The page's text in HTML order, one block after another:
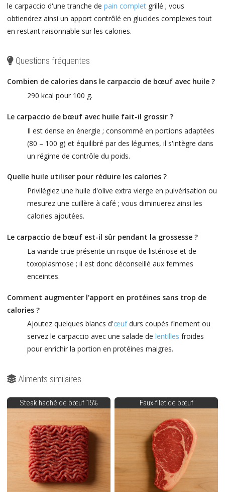
le carpaccio d'une tranche de pain complet grillé ; vous
obtiendrez ainsi un apport contrôlé en glucides complexes tout
en restant raisonnable sur les calories.
Questions fréquentes
Combien de calories dans le carpaccio de bœuf avec huile ?
290 kcal pour 100 g.
Le carpaccio de bœuf avec huile fait-il grossir ?
Il est dense en énergie ; consommé en portions adaptées
(80 – 100 g) et équilibré par des légumes, il s'intègre dans
un régime de contrôle du poids.
Quelle huile utiliser pour réduire les calories ?
Privilégiez une huile d'olive extra vierge en pulvérisation ou
mesurez une cuillère à café ; vous diminuerez ainsi les
calories ajoutées.
Le carpaccio de bœuf est-il sûr pendant la grossesse ?
La viande crue présente un risque de listériose et de
toxoplasmose ; il est donc déconseillé aux femmes
enceintes.
Comment augmenter l'apport en protéines sans trop de
calories ?
Ajoutez quelques blancs d'œufdurs coupés finement ou
servez le carpaccio avec une salade de lentilles froides
pour enrichir la portion en protéines maigres.
Aliments similaires
Steak haché de bœuf 15% Faux-filet de bœuf